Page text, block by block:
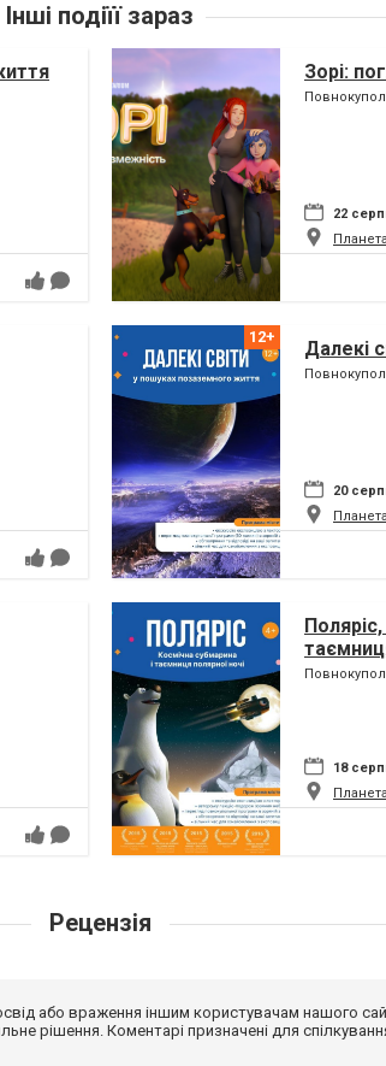
Інші подіїї зараз
Зорі:
22
Далекі
20
18
Рецензія
або враження іншим користувачам нашого
рішення. Коментарі призначені для